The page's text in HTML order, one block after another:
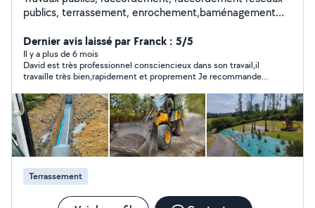
publics, terrassement, enrochement,baménagement
Dernier avis laissé par Franck : 5/5
Il y a plus de 6 mois
David est très professionnel consciencieux dans son travail,il
travaille très bien,rapidement et proprement Je recommande
Terrassement